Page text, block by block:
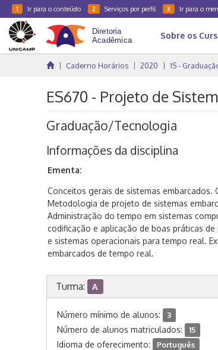
1 Ir para o conteúdo 2 Serviços por perfil 3 Ir para o
Sobre os
Caderno Horários 2020 1S -
ES670 - Projeto de
Graduação/Tecnologia
Informações da disciplina
Ementa:
Conceitos gerais de sistemas
Metodologia de projeto de sistemas
Administração do tempo em sistemas
codificação e aplicação de boas práticas
e sistemas operacionais para tempo real.
embarcados de tempo real.
Turma: A
Número mínimo de alunos: 3
Número de alunos matriculados: 15
Idioma de oferecimento: Português